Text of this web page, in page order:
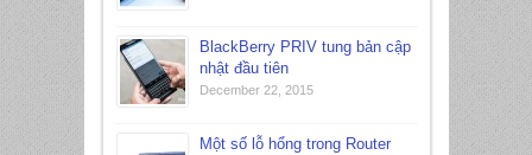
BlackBerry PRIV tung bản cập
nhật đầu tiên
December 22, 2015
Một số lỗ hổng trong Router
*